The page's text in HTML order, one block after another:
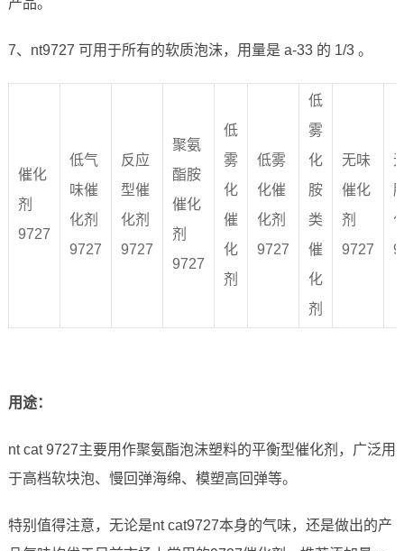
产品。
7、nt9727 可用于所有的软质泡沫，用量是 a-33 的 1/3 。
催化
剂
9727
低气
味催
化剂
9727
反应
型催
化剂
9727
聚氨
酯胺
催化
剂
9727
低
雾
化
催
化
剂
低雾
化催
化剂
9727
低
雾
化
胺
类
催
化
剂
无味
催化
剂
9727
用途：
nt cat 9727主要用作聚氨酯泡沫塑料的平衡型催化剂，广泛用
于高档软块泡、慢回弹海绵、模塑高回弹等。
特别值得注意，无论是nt cat9727本身的气味，还是做出的产